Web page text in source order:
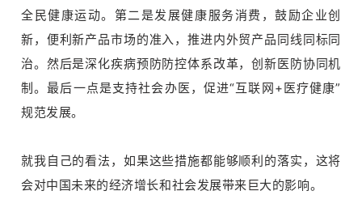
全民健康运动。第二是发展健康服务消费，鼓励企业创
新，便利新产品市场的准入，推进内外贸产品同线同标同
治。然后是深化疾病预防防控体系改革，创新医防协同机
制。最后一点是支持社会办医，促进“互联网+医疗健康”
规范发展。
就我自己的看法，如果这些措施都能够顺利的落实，这将
会对中国未来的经济增长和社会发展带来巨大的影响。